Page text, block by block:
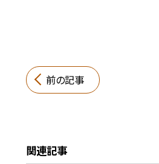
前の記事
関連記事